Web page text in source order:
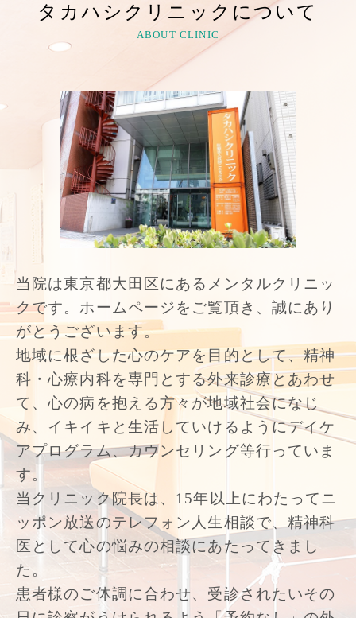
タカハシクリニックについて
ABOUT CLINIC
当院は東京都大田区にあるメンタルクリニッ
クです。ホームページをご覧頂き、誠にあり
がとうございます。
地域に根ざした心のケアを目的として、精神
科・心療内科を専門とする外来診療とあわせ
て、心の病を抱える方々が地域社会になじ
み、イキイキと生活していけるようにデイケ
アプログラム、カウンセリング等行っていま
す。
当クリニック院長は、15年以上にわたってニ
ッポン放送のテレフォン人生相談で、精神科
医として心の悩みの相談にあたってきまし
た。
患者様のご体調に合わせ、受診されたいその